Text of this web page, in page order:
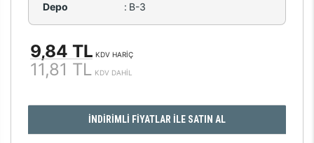
Depo
: B-3
9,84 TL KDV HARİÇ
11,81 TL KDV DAHİL
İNDİRİMLİ FİYATLAR İLE SATIN AL